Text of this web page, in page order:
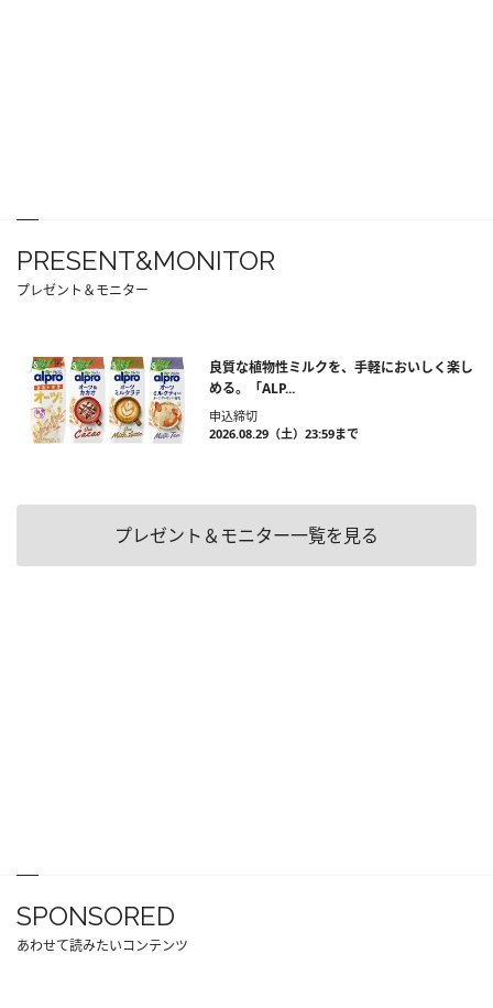
PRESENT&MONITOR
プレゼント＆モニター
良質な植物性ミルクを、手軽においしく楽し
める。「ALP...
申込締切
2026.08.29（土）23:59まで
プレゼント＆モニター一覧を見る
SPONSORED
あわせて読みたいコンテンツ